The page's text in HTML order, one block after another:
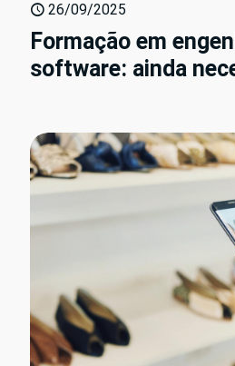
26/09/2025
Formação em
software: ainda